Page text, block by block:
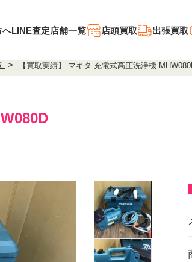
へLINE査定店舗一覧 店頭買取 出張買取
【買取実績】 マキタ 充電式高圧洗浄機